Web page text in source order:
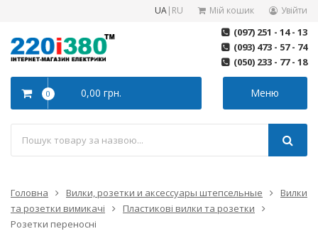
UA| RU Мій кошик Увійти
(097) 251 - 14 - 13
(093) 473 - 57 - 74
(050) 233 - 77 - 18
Меню
0 0,00 грн.
Головна Вилки, розетки и аксессуары штепсельные
Вилки
та розетки вимикачі
Пластикові вилки та розетки
Розетки переносні